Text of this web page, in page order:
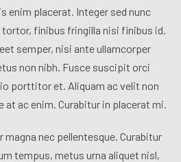
enim placerat. Integer sed nunc
finibus fringilla nisi finibus id.
semper, nisi ante ullamcorper
non nibh. Fusce suscipit orci
porttitor et. Aliquam ac velit non
ac enim. Curabitur in placerat mi.
nec pellentesque. Curabitur
tempus, metus urna aliquet nisl,